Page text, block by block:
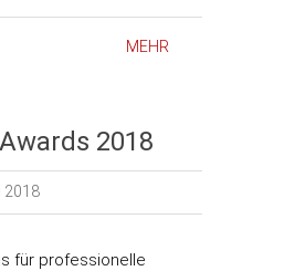
MEHR
2018
2018
für professionelle